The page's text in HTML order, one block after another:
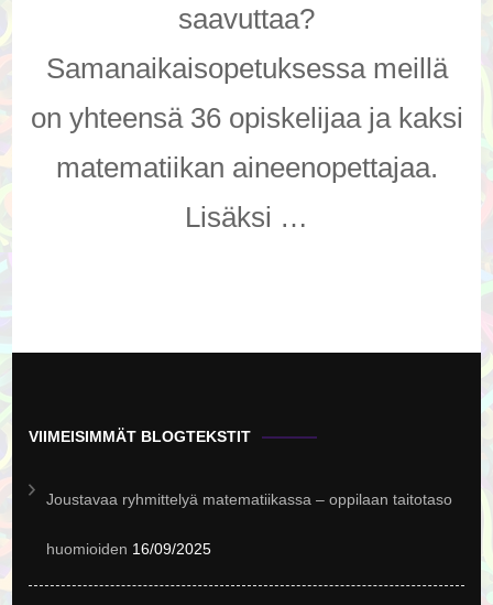
saavuttaa?
Samanaikaisopetuksessa meillä
on yhteensä 36 opiskelijaa ja kaksi
matematiikan aineenopettajaa.
Lisäksi …
VIIMEISIMMÄT BLOGTEKSTIT
Joustavaa ryhmittelyä matematiikassa – oppilaan taitotaso
huomioiden 16/09/2025